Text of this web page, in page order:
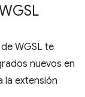
de WGSL te
nuevos en
la extensión